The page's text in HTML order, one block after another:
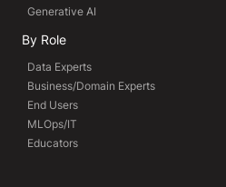
Generative AI
By Role
Data Experts
Business/Domain Experts
End Users
MLOps/IT
Educators